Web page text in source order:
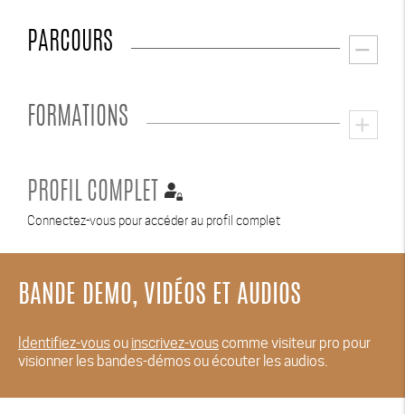
PARCOURS remove
FORMATIONS add
PROFIL COMPLET
Connectez-vous pour accéder au profil complet
BANDE DEMO, VIDÉOS ET AUDIOS
Identifiez-vousou inscrivez-vouscomme visiteur pro pour
visionner les bandes-démos ou écouter les audios.